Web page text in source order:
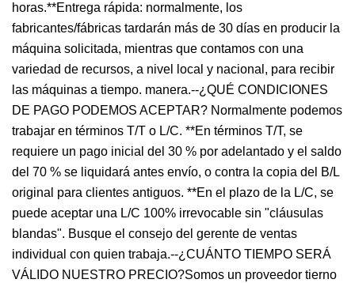
horas.**Entrega rápida: normalmente, los
fabricantes/fábricas tardarán más de 30 días en producir la
máquina solicitada, mientras que contamos con una
variedad de recursos, a nivel local y nacional, para recibir
las máquinas a tiempo. manera.--¿QUÉ CONDICIONES
DE PAGO PODEMOS ACEPTAR? Normalmente podemos
trabajar en términos T/T o L/C. **En términos T/T, se
requiere un pago inicial del 30 % por adelantado y el saldo
del 70 % se liquidará antes envío, o contra la copia del B/L
original para clientes antiguos. **En el plazo de la L/C, se
puede aceptar una L/C 100% irrevocable sin "cláusulas
blandas". Busque el consejo del gerente de ventas
individual con quien trabaja.--¿CUÁNTO TIEMPO SERÁ
VÁLIDO NUESTRO PRECIO?Somos un proveedor tierno